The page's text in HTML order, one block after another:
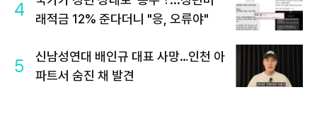
4
래적금 12% 준다더니 "응, 오류야"
5
신남성연대 배인규 대표 사망…인천 아
파트서 숨진 채 발견